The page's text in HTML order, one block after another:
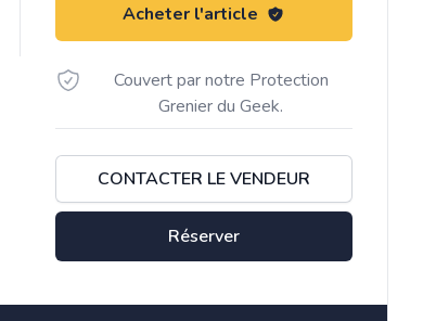
Acheter l'article
Couvert par notre Protection
Grenier du Geek.
CONTACTER LE VENDEUR
Réserver